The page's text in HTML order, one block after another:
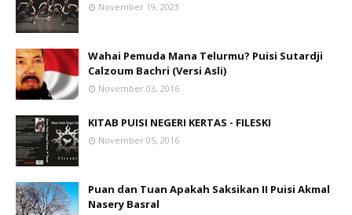
November 19, 2023
Wahai Pemuda Mana Telurmu? Puisi Sutardji
Calzoum Bachri (Versi Asli)
November 03, 2016
KITAB PUISI NEGERI KERTAS - FILESKI
November 05, 2016
Puan dan Tuan Apakah Saksikan II Puisi Akmal
Nasery Basral